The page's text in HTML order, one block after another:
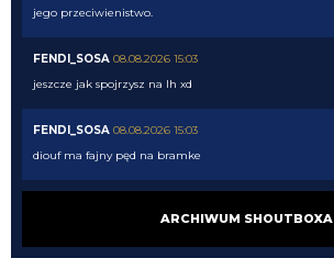
jego przeciwienistwo.
FENDI_SOSA 08.08.2026 15:03
jeszcze jak spojrzysz na lh xd
FENDI_SOSA 08.08.2026 15:03
diouf ma fajny pęd na bramke
Ty nazwałeś go plackiem przypominam
ARCHIWUM SHOUTBOXA